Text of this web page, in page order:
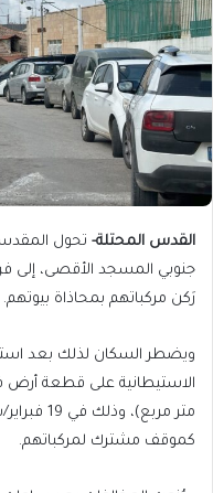
القدس المحتلة- تحول
جنوبي المسجد الأقصى، إلى
رَكن مركباتهم بمحاذاة بيوتهم.
ويضطر السكان لذلك بعد
الاستيطانية على قطعة أرض
متر
كموقف مشترك لمركباتهم.